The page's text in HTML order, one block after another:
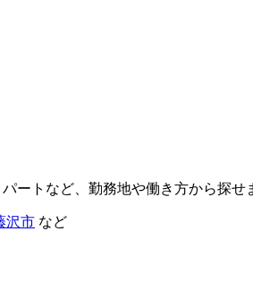
ートなど、勤務地や働き方から探せ
沢市 など